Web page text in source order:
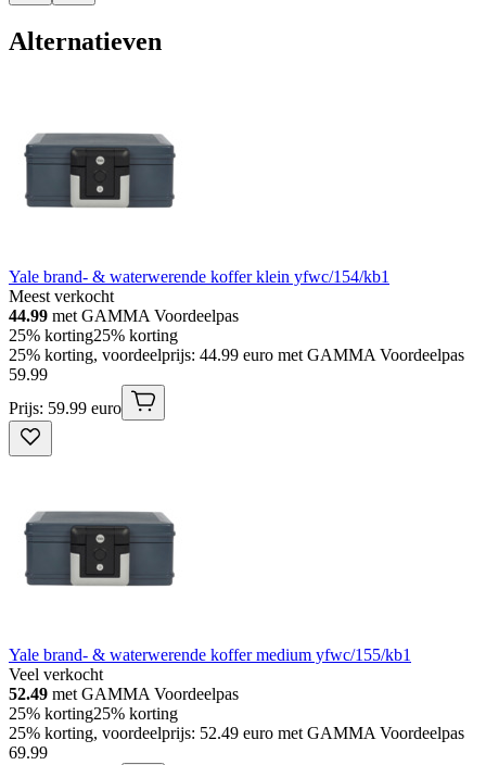
Alternatieven
Yale brand- & waterwerende koffer klein yfwc/154/kb1
Meest verkocht
44.99 met GAMMA Voordeelpas
25% korting25% korting
25% korting, voordeelprijs: 44.99 euro met GAMMA Voordeelpas
59.99
Prijs: 59.99 euro
Yale brand- & waterwerende koffer medium yfwc/155/kb1
Veel verkocht
52.49 met GAMMA Voordeelpas
25% korting25% korting
25% korting, voordeelprijs: 52.49 euro met GAMMA Voordeelpas
69.99